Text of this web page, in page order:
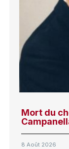
Mort du
8 Août 2026